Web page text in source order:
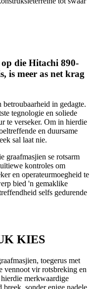
die Hitachi 890-
is meer as net krag
in gedagte.
tegnologie en soliede
te verseker. Om in hierdie
en duursame
sal laat nie.
graafmasjien se rotsarm
kontroles om
en operateurmoegheid te
bied 'n gemaklike
selfs gedurende
KIES
toegerus met
vennoot vir rotsbreking en
merkwaardige
sonder enige nadele.